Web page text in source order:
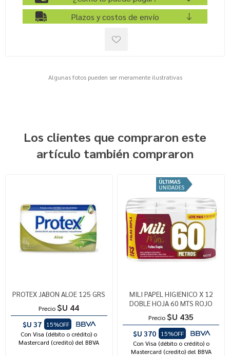
Plazos y costos de envío
Algunas fotos pueden ser meramente ilustrativas
Los clientes que compraron este
artículo también compraron
PROTEX JABON ALOE 125 GRS
Precio $U 44
$U 37
15%OFF
Con Visa (débito o crédito) o
Mastercard (credito) del BBVA
MILI PAPEL HIGIENICO X 12
DOBLE HOJA 60 MTS ROJO
Precio $U 435
$U 370
15%OFF
Con Visa (débito o crédito) o
Mastercard (credito) del BBVA